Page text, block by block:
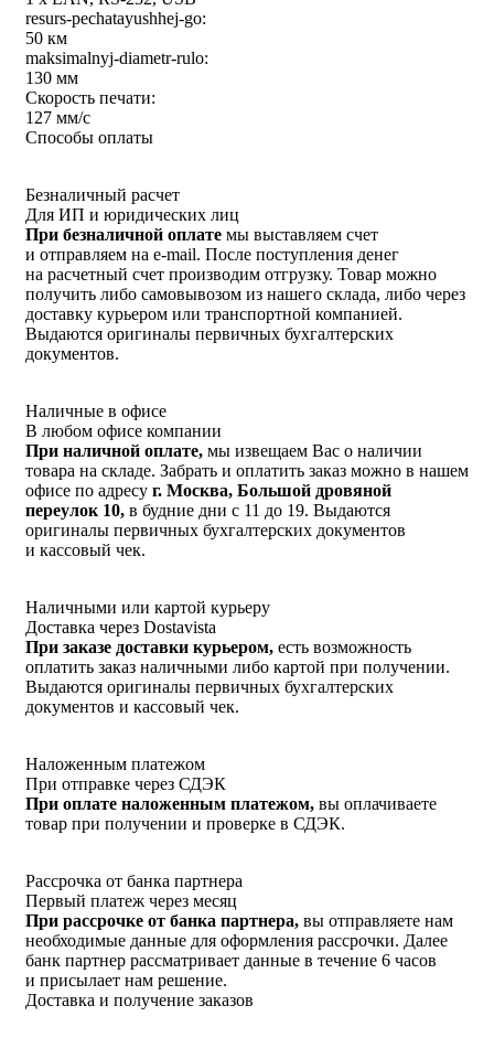
resurs-pechatayushhej-go:
50 км
maksimalnyj-diametr-rulo:
130 мм
Скорость печати:
127 мм/с
Способы оплаты
Безналичный расчет
Для ИП и юридических лиц
При безналичной оплате мы выставляем счет
и отправляем на e-mail. После поступления денег
на расчетный счет производим отгрузку. Товар можно
получить либо самовывозом из нашего склада, либо через
доставку курьером или транспортной компанией.
Выдаются оригиналы первичных бухгалтерских
документов.
Наличные в офисе
В любом офисе компании
При наличной оплате, мы извещаем Вас о наличии
товара на складе. Забрать и оплатить заказ можно в нашем
офисе по адресу г. Москва, Большой дровяной
переулок 10, в будние дни с 11 до 19. Выдаются
оригиналы первичных бухгалтерских документов
и кассовый чек.
Наличными или картой курьеру
Доставка через Dostavista
При заказе доставки курьером, есть возможность
оплатить заказ наличными либо картой при получении.
Выдаются оригиналы первичных бухгалтерских
документов и кассовый чек.
Наложенным платежом
При отправке через СДЭК
При оплате наложенным платежом, вы оплачиваете
товар при получении и проверке в СДЭК.
Рассрочка от банка партнера
Первый платеж через месяц
При рассрочке от банка партнера, вы отправляете нам
необходимые данные для оформления рассрочки. Далее
банк партнер рассматривает данные в течение 6 часов
и присылает нам решение.
Доставка и получение заказов